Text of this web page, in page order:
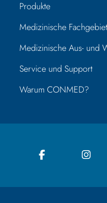
Produkte
Medizinische
Medizinische Aus- und
Service und Support
Warum CONMED?